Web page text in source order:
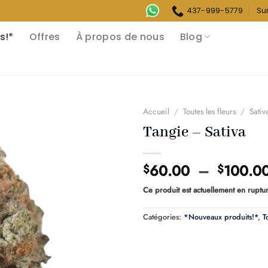
437-999-5779
Offres À propos de nous
Blog
Accueil / Toutes les fleurs /
Tangie – Sativa
$60.00 – $
Ce produit est actuellement en
Catégories: *Nouveaux produits!*,